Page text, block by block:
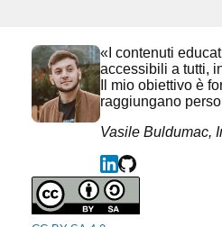
«I contenuti
accessibili a tutti,
Il mio obiettivo è
raggiungano
Vasile Buldumac,